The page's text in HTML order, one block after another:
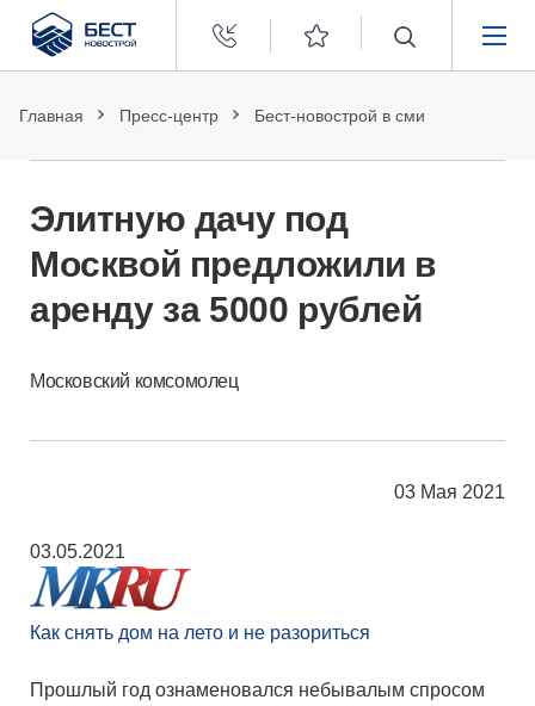
Бест
Новострой
ПОКУПАТЕЛЯМ
ЗАСТРОЙЩИКАМ
О КОМПАНИИ
Главная Пресс-центр Бест-новострой в сми
Элитную дачу под
Москвой предложили в
аренду за 5000 рублей
Московский комсомолец
03 Мая 2021
03.05.2021
Как снять дом на лето и не разориться
Прошлый год ознаменовался небывалым спросом